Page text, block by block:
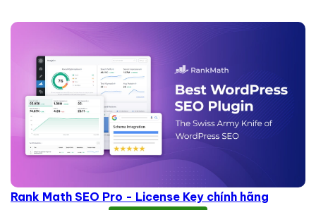
Rank Math SEO Pro - License Key chính hãng